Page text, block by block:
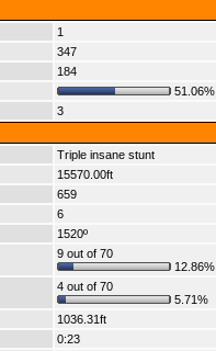
1
347
184
51.06%
3
Triple insane stunt
15570.00ft
659
6
1520º
9 out of 70
12.86%
4 out of 70
5.71%
1036.31ft
0:23